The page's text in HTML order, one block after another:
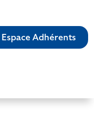
Espace Adhérents